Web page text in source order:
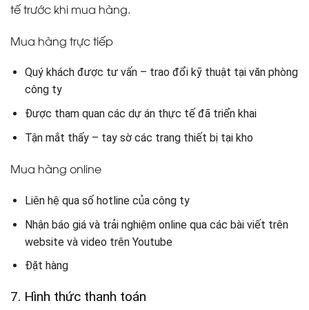
tế trước khi mua hàng.
Mua hàng trực tiếp
Quý khách được tư vấn – trao đổi kỹ thuật tại văn phòng
công ty
Được tham quan các dự án thực tế đã triển khai
Tận mắt thấy – tay sờ các trang thiết bị tại kho
Mua hàng online
Liên hệ qua số hotline của công ty
Nhận báo giá và trải nghiệm online qua các bài viết trên
website và video trên Youtube
Đặt hàng
7. Hình thức thanh toán